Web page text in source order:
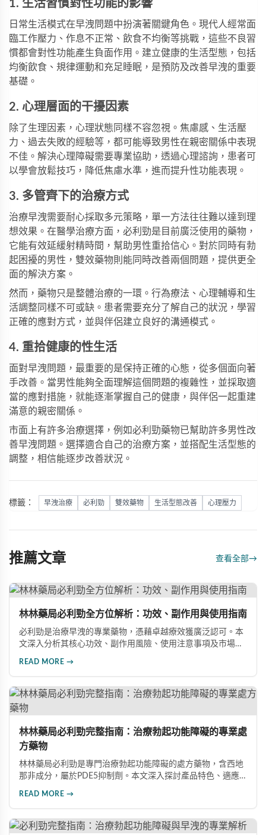
1. 生活習慣對性功能的影響
日常生活模式在早洩問題中扮演著關鍵角色。現代人經常面
臨工作壓力、作息不正常、飲食不均衡等挑戰，這些不良習
慣都會對性功能產生負面作用。建立健康的生活型態，包括
均衡飲食、規律運動和充足睡眠，是預防及改善早洩的重要
基礎。
2. 心理層面的干擾因素
除了生理因素，心理狀態同樣不容忽視。焦慮感、生活壓
力、過去失敗的經驗等，都可能導致男性在親密關係中表現
不佳。解決心理障礙需要專業協助，透過心理諮詢，患者可
以學會放鬆技巧，降低焦慮水準，進而提升性功能表現。
3. 多管齊下的治療方式
治療早洩需要耐心採取多元策略，單一方法往往難以達到理
想效果。在醫學治療方面， 必利勁是目前廣泛使用的藥物，
它能有效延緩射精時間，幫助男性重拾信心。對於同時有勃
起困擾的男性， 雙效藥物則能同時改善兩個問題，提供更全
面的解決方案。
然而，藥物只是整體治療的一環。行為療法、心理輔導和生
活調整同樣不可或缺。患者需要充分了解自己的狀況，學習
正確的應對方式，並與伴侶建立良好的溝通模式。
4. 重拾健康的性生活
面對早洩問題，最重要的是保持正確的心態，從多個面向著
手改善。當男性能夠全面理解這個問題的複雜性，並採取適
當的應對措施，就能逐漸掌握自己的健康，與伴侶一起重建
滿意的親密關係。
市面上有許多治療選擇，例如必利勁藥物已幫助許多男性改
善早洩問題。選擇適合自己的治療方案，並搭配生活型態的
調整，相信能逐步改善狀況。
標籤： 早洩治療 必利勁 雙效藥物 生活型態改善 心理壓力
推薦文章 查看全部→
林林藥局必利勁全方位解析：功效、副作用與使用指南
必利勁是治療早洩的專業藥物，憑藉卓越療效獲廣泛認可。本
文深入分析其核心功效、副作用風險、使用注意事項及市場發
READ MORE →
林林藥局必利勁完整指南：治療勃起功能障礙的專業處
方藥物
林林藥局必利勁是專門治療勃起功能障礙的處方藥物，含西地
那非成分，屬於PDE5抑制劑。本文深入探討產品特色、適應
READ MORE →